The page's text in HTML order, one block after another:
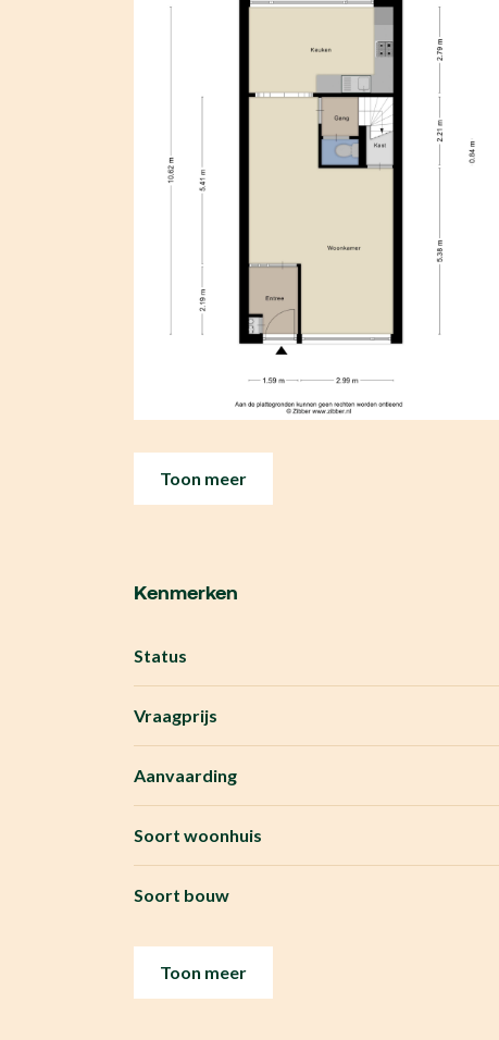
Toon meer
Kenmerken
Status
Vraagprijs
Aanvaarding
Soort woonhuis
Soort bouw
Toon meer